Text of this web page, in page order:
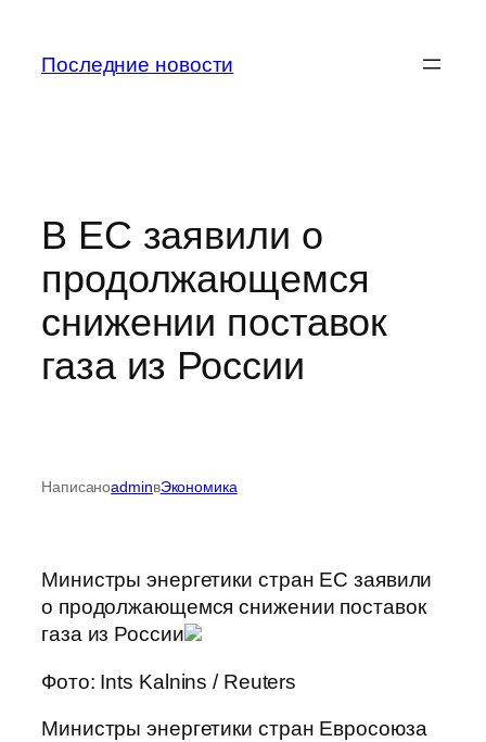
содержимому
Последние новости
В ЕС заявили о
продолжающемся
снижении поставок
газа из России
НаписаноadminвЭкономика
Министры энергетики стран ЕС заявили
о продолжающемся снижении поставок
газа из России
Фото: Ints Kalnins / Reuters
Министры энергетики стран Евросоюза